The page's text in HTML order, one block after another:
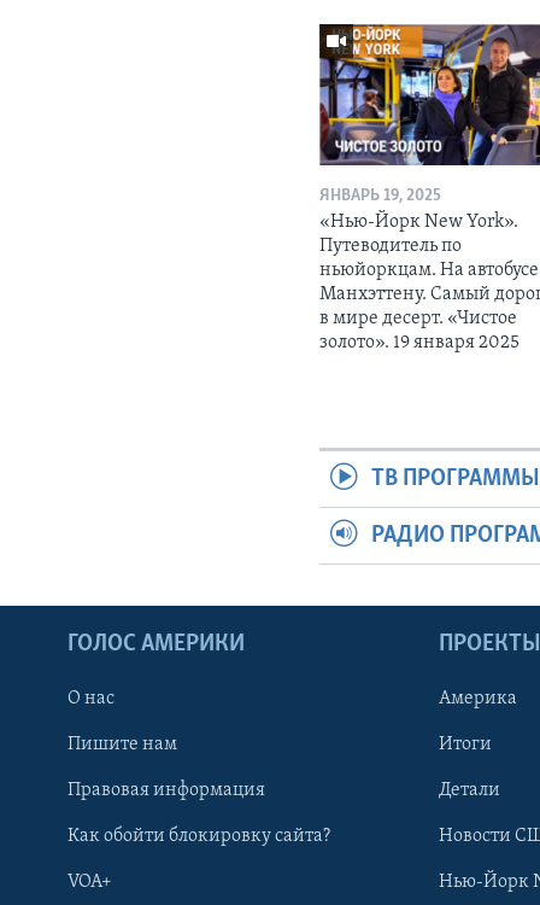
ЯНВАРЬ 19, 2025
«Нью-Йорк New York».
Путеводитель по
ньюйоркцам. На
Манхэттену. Самый
в мире десерт. «Чистое
золото». 19 января 2025
ТВ ПРОГРАММЫ
РАДИО
ГОЛОС АМЕРИКИ
О нас
Пишите нам
Правовая информация
Как обойти блокировку сайта?
VOA+
ПРОЕКТЫ
Америка
Итоги
Детали
Новости
Нью-Йорк